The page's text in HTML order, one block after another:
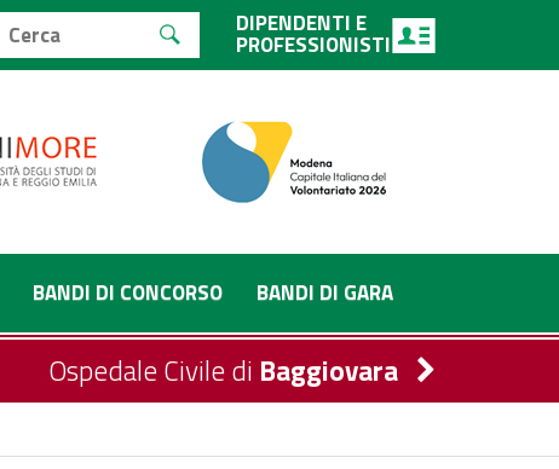
DIPENDENTI E
PROFESSIONISTI
BANDI DI CONCORSO BANDI DI GARA
Ospedale Civile di Baggiovara